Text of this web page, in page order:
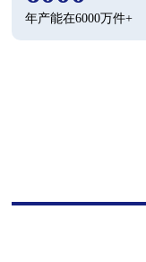
年产能在6000万件+